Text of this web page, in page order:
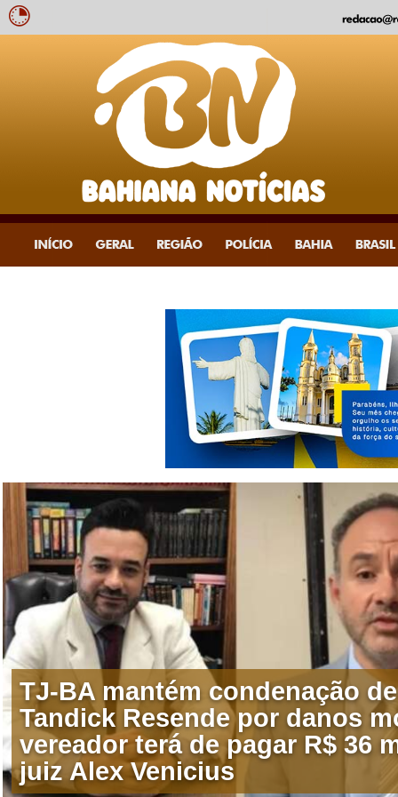
TJ-BA mantém condenação de
Tandick Resende por danos
vereador terá de pagar R$ 36